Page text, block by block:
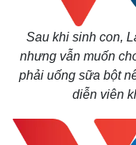
Cuộc sống đó đây
Hồ sơ
Sau khi sinh con,
nhưng vẫn muốn
phải uống sữa bột
diễn viên